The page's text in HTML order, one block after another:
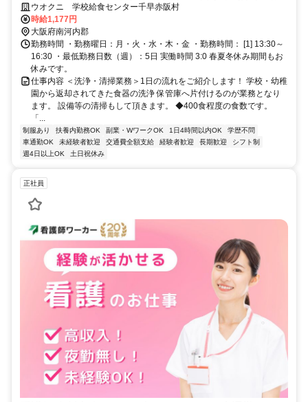
冬休み期間もお休み◎
ウオクニ 学校給食センター千早赤阪村
時給1,177円
大阪府南河内郡
勤務時間 ・勤務曜日：月・火・水・木・金 ・勤務時間： [1] 13:30～
16:30 ・最低勤務日数（週）：5日 実働時間 3:0 春夏冬休み期間もお
休みです。
仕事内容 ＜洗浄・清掃業務＞1日の流れをご紹介します！ 学校・幼稚
園から返却されてきた食器の洗浄 保管庫へ片付けるのが業務となり
ます。 設備等の清掃もして頂きます。 ◆400食程度の食数です。
「...
制服あり 扶養内勤務OK 副業・WワークOK 1日4時間以内OK
学歴不問
車通勤OK
未経験者歓迎 交通費全額支給 経験者歓迎 長期歓迎
シフト制
週4日以上OK
土日祝休み
正社員